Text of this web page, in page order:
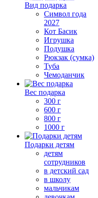
Вид подарка
Символ года
2027
Кот Басик
Игрушка
Подушка
Рюкзак (сумка)
Туба
Чемоданчик
Вес подарка
300 г
600 г
800 г
1000 г
Подарки детям
детям
сотрудников
в детский сад
в школу
мальчикам